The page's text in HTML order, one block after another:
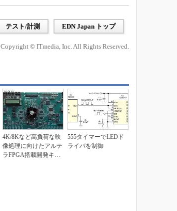
テスト/計測 EDN Japan トップ
Copyright © ITmedia, Inc. All Rights Reserved.
4K/8Kなど高負荷な映
像処理に向けたアルテ
ラFPGA搭載開発キッ
555タイマーでLEDド
ライバを制御